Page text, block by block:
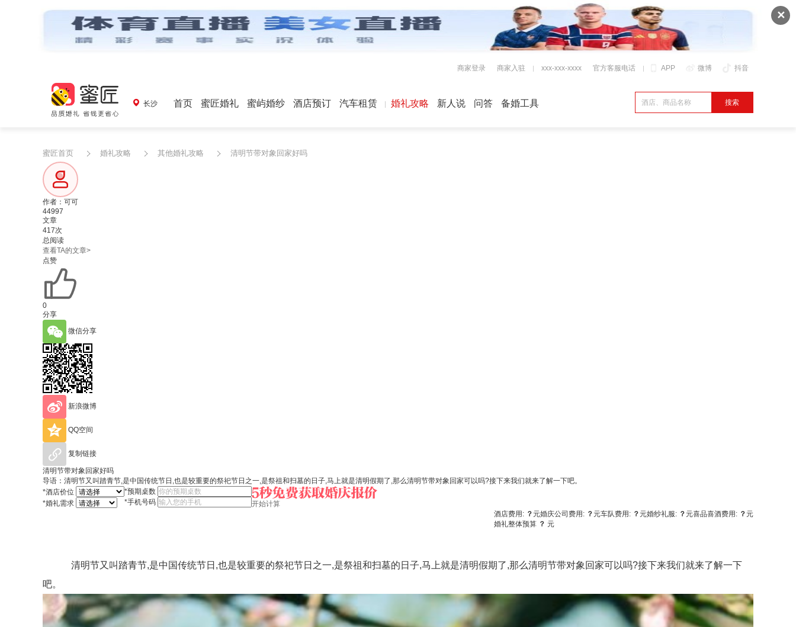
✕
APP 微博 抖音
商家登录 商家入驻 xxx-xxx-xxxx 官方客服电话
长沙 首页 蜜匠婚礼 蜜屿婚纱 酒店预订 汽车租赁 婚礼攻略 新人说 问答 备婚工具
蜜匠首页 婚礼攻略 其他婚礼攻略 清明节带对象回家好吗
作者：可可
44997
文章
417次
总阅读
查看TA的文章>
点赞
0
分享
微信分享
新浪微博
QQ空间
复制链接
清明节带对象回家好吗
导语：清明节又叫踏青节,是中国传统节日,也是较重要的祭祀节日之一,是祭祖和扫墓的日子,马上就是清明假期了,那么清明节带对象回家可以吗?接下来我们就来了解一下吧。
*酒店价位
*婚礼需求
*预期桌数
*手机号码
开始计算
酒店费用: ？元婚庆公司费用: ？元车队费用: ？元婚纱礼服: ？元喜品喜酒费用: ？元
婚礼整体预算 ？ 元
清明节又叫踏青节,是中国传统节日,也是较重要的祭祀节日之一,是祭祖和扫墓的日子,马上就是清明假期了,那么清明节带对象回家可以吗?接下来我们就来了解一下
吧。